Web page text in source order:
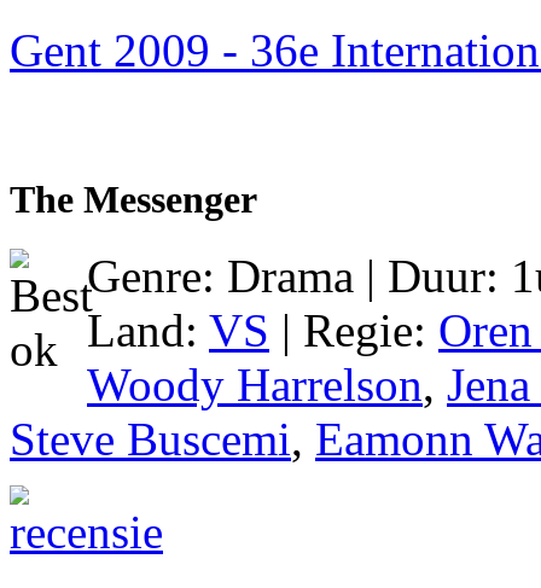
Gent 2009 - 36e
The Messenger
Genre: Drama | Duur:
Land: VS | Regie:
Woody Harrelson,
Steve Buscemi, Eamonn